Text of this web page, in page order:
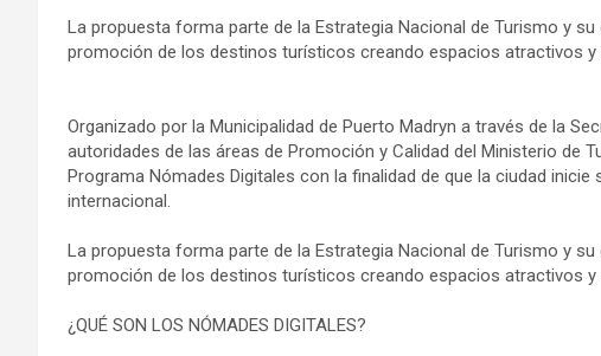
La propuesta forma parte de la Estrategia Nacional de Turismo y
promoción de los destinos turísticos creando espacios atractivos
Organizado por la Municipalidad de Puerto Madryn a través de la
autoridades de las áreas de Promoción y Calidad del Ministerio de
Programa Nómades Digitales con la finalidad de que la ciudad
internacional.
La propuesta forma parte de la Estrategia Nacional de Turismo y
promoción de los destinos turísticos creando espacios atractivos y
¿QUÉ SON LOS NÓMADES DIGITALES?